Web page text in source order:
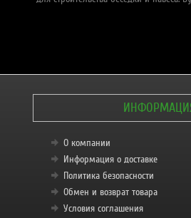
О компании
Информация о доставке
Политика безопасности
Обмен и возврат товара
Условия соглашения